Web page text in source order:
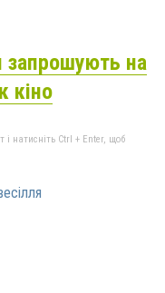
запрошують на
кіно
і натисніть Ctrl + Enter, щоб